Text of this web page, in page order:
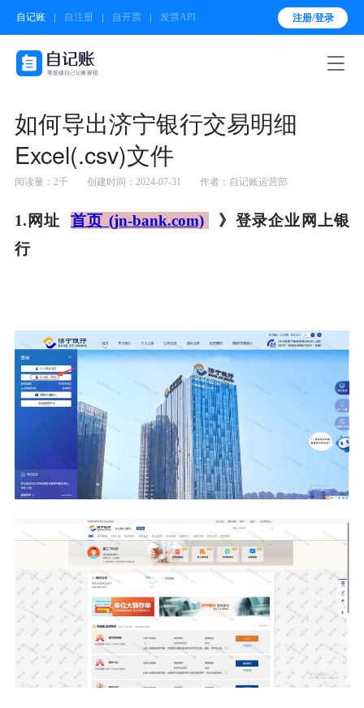
自记账 自注册 自开票 发票API 注册/登录

如何导出济宁银行交易明细
Excel(.csv)文件
阅读量：2千 创建时间：2024-07-31 作者：自记账运营部
1.网址首页 (jn-bank.com)
》登录企业网上银
行